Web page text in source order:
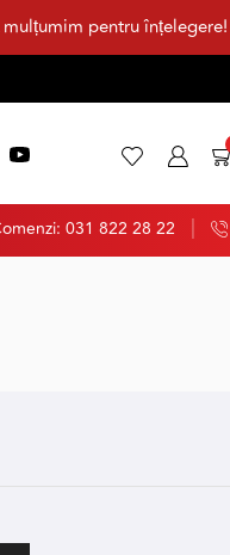
pentru înțelegere!
031 822 28 22